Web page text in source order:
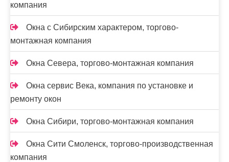
компания
Окна с Сибирским характером, торгово-
монтажная компания
Окна Севера, торгово-монтажная компания
Окна сервис Века, компания по установке и
ремонту окон
Окна Сибири, торгово-монтажная компания
Окна Сити Смоленск, торгово-производственная
компания